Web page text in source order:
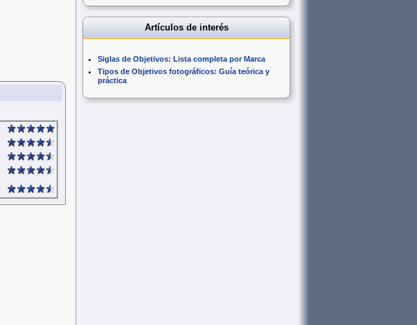
Artículos de interés
Siglas de Objetivos: Lista completa por Marca
Tipos de Objetivos fotográficos: Guía teórica y
práctica